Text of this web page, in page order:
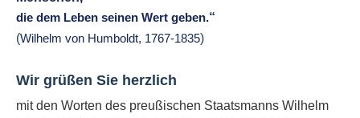
die dem Leben seinen Wert geben.“
(Wilhelm von Humboldt, 1767-1835)
Wir grüßen Sie herzlich
mit den Worten des preußischen Staatsmanns Wilhelm